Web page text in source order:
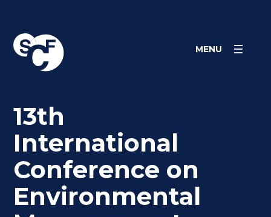
content
MENU
13th
International
Conference on
Environmental